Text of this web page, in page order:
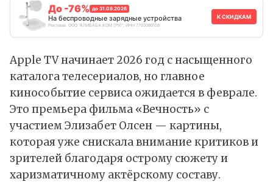
До -76% до 31.08.2026
На беспроводные зарядные устройства
Реклама. ООО "АЛИБАБА.КОМ (РУ)", ИНН 7703380158
К СКИДКАМ
Apple TV начинает 2026 год с насыщенного
каталога телесериалов, но главное
кинособытие сервиса ожидается в феврале.
Это премьера фильма «Вечность» с
участием Элизабет Олсен — картины,
которая уже снискала внимание критиков и
зрителей благодаря острому сюжету и
харизматичному актёрскому составу.